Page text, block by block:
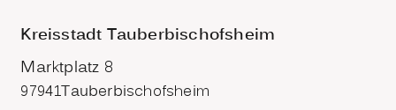
Kreisstadt Tauberbischofsheim
Marktplatz 8
97941Tauberbischofsheim